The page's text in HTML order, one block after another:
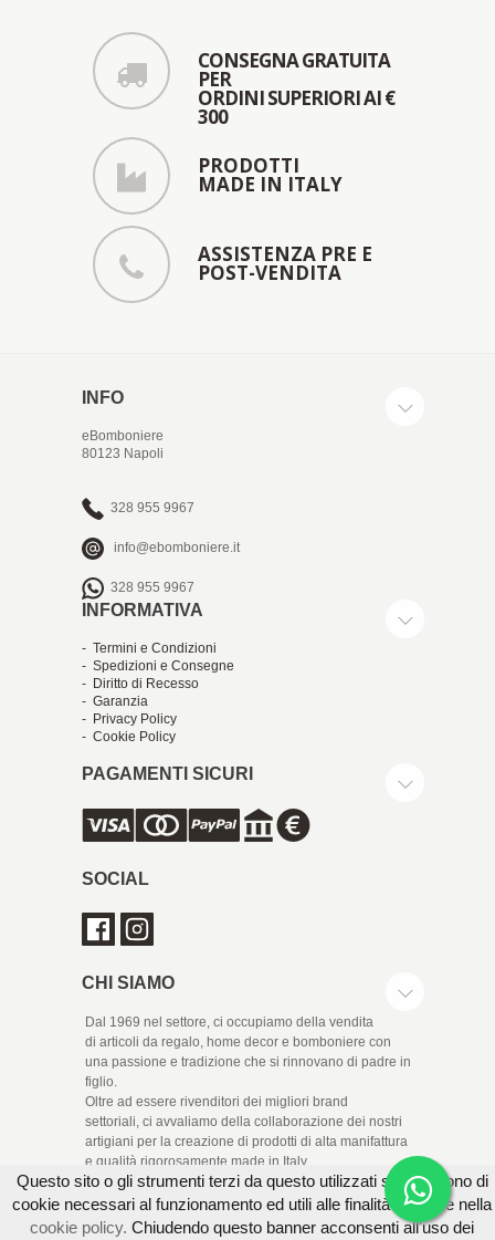
CONSEGNA GRATUITA
PER
ORDINI SUPERIORI AI €
300
PRODOTTI
MADE IN ITALY
ASSISTENZA PRE E
POST-VENDITA
INFO
eBomboniere
80123 Napoli
328 955 9967
info@ebomboniere.it
328 955 9967
INFORMATIVA
- Termini e Condizioni
- Spedizioni e Consegne
- Diritto di Recesso
- Garanzia
- Privacy Policy
- Cookie Policy
PAGAMENTI SICURI
SOCIAL
CHI SIAMO
Dal 1969 nel settore, ci occupiamo della vendita
di articoli da regalo, home decor e bomboniere con
una passione e tradizione che si rinnovano di padre in
figlio.
Oltre ad essere rivenditori dei migliori brand
settoriali, ci avvaliamo della collaborazione dei nostri
artigiani per la creazione di prodotti di alta manifattura
e qualità rigorosamente made in Italy.
Questo sito o gli strumenti terzi da questo utilizzati si avvalgono di
cookie necessari al funzionamento ed utili alle finalità illustrate nella
cookie policy. Chiudendo questo banner acconsenti all'uso dei